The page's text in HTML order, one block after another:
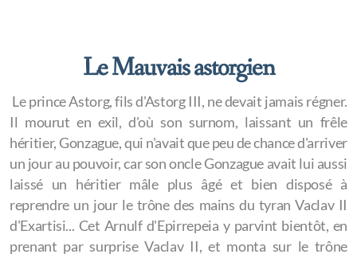
Le Mauvais astorgien
Le prince Astorg, fils d'Astorg III, ne devait jamais régner.
Il mourut en exil, d'où son surnom, laissant un frêle
héritier, Gonzague, qui n'avait que peu de chance d'arriver
un jour au pouvoir, car son oncle Gonzague avait lui aussi
laissé un héritier mâle plus âgé et bien disposé à
reprendre un jour le trône des mains du tyran Vaclav II
d'Exartisi... Cet Arnulf d'Epirrepeia y parvint bientôt, en
prenant par surprise Vaclav II, et monta sur le trône